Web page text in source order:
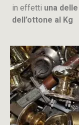
in effetti una
dell’ottone al Kg